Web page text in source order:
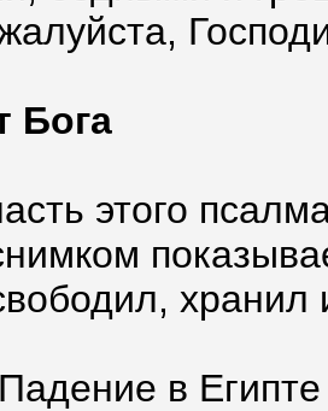
Бога
этого
хранил
в